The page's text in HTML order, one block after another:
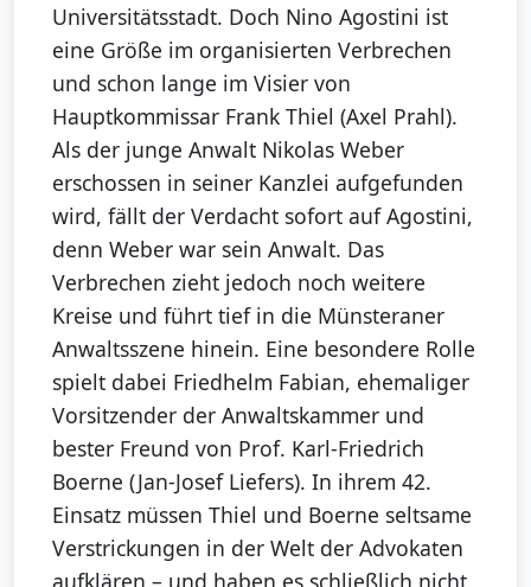
Universitätsstadt. Doch Nino Agostini ist
eine Größe im organisierten Verbrechen
und schon lange im Visier von
Hauptkommissar Frank Thiel (Axel Prahl).
Als der junge Anwalt Nikolas Weber
erschossen in seiner Kanzlei aufgefunden
wird, fällt der Verdacht sofort auf Agostini,
denn Weber war sein Anwalt. Das
Verbrechen zieht jedoch noch weitere
Kreise und führt tief in die Münsteraner
Anwaltsszene hinein. Eine besondere Rolle
spielt dabei Friedhelm Fabian, ehemaliger
Vorsitzender der Anwaltskammer und
bester Freund von Prof. Karl-Friedrich
Boerne (Jan-Josef Liefers). In ihrem 42.
Einsatz müssen Thiel und Boerne seltsame
Verstrickungen in der Welt der Advokaten